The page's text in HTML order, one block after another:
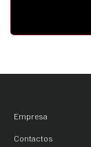
Empresa
Contactos